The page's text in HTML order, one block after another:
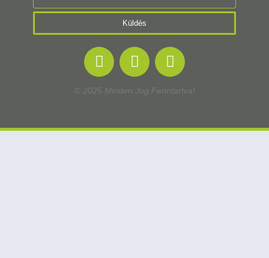
Küldés
© 2025 Minden Jog Fenntartva!